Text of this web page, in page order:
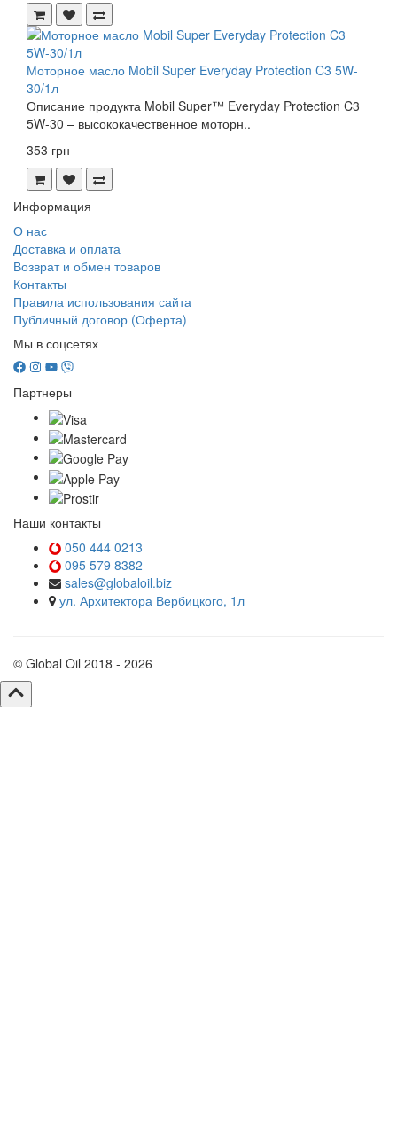
Моторное масло Mobil Super Everyday Protection C3 5W-
30/1л
Описание продукта Mobil Super™ Everyday Protection C3
5W-30 – высококачественное моторн..
353 грн
Информация
О нас
Доставка и оплата
Возврат и обмен товаров
Контакты
Правила использования сайта
Публичный договор (Оферта)
Мы в соцсетях
Партнеры
Наши контакты
050 444 0213
095 579 8382
sales@globaloil.biz
ул. Архитектора Вербицкого, 1л
© Global Oil 2018 - 2026